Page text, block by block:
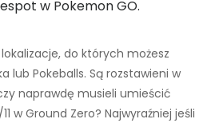
do których możesz
lub Pokeballs. Są rozstawieni w
naprawdę musieli umieścić
w Ground Zero? Najwyraźniej jeśli